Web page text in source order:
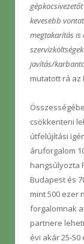
kevesebb
megtakarítás is
javítás/
mutatott rá az
csökkenteni
útfelújítási
áruforgalom
hangsúlyozta
Budapest és
mint 500 ezer
forgalomnak
partnere
évi akár 25-